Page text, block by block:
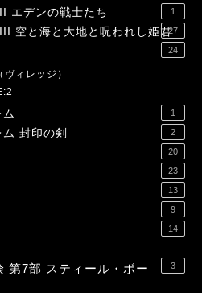
エデンの戦士たち 1
空と海と大地と呪われし姫君27
24
ィレッジ）
1
封印の剣 2
20
23
13
9
14
第7部 スティール・ボー
3